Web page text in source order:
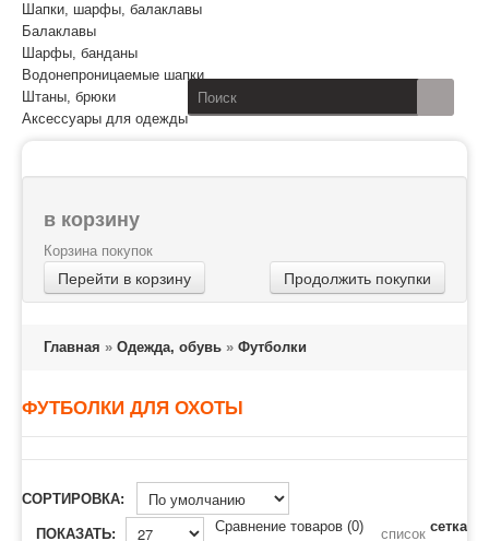
Шапки, шарфы, балаклавы
Балаклавы
Шарфы, банданы
Водонепроницаемые шапки
Штаны, брюки
Аксессуары для одежды
в корзину
Корзина покупок
Перейти в корзину Продолжить покупки
Главная » Одежда, обувь » Футболки
ФУТБОЛКИ ДЛЯ ОХОТЫ
СОРТИРОВКА:
ПОКАЗАТЬ: Сравнение товаров (0) список сетка